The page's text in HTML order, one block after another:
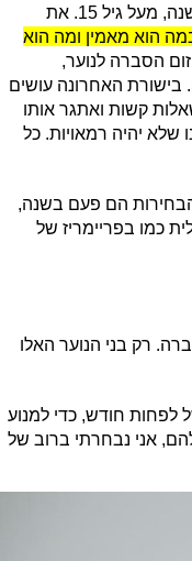
(ליכוד): "יש תהליך הבחירה שכולל תקנון מסודר, צריך וותק של שנה, מעל גיל 15. את
הוא מאמין ומה הוא
הסברה לנוער,
האחרונה עושים
מערוץ 14, הוא שאל אותנו שאלות קשות ואתגר אותו
שלא יהיה רמאויות. כל
הבחירות הם פעם בשנה,
כמו בפריימריז של
רק בני הנוער האלו
לפחות חודש, כדי למנוע
אני נבחרתי ברוב של